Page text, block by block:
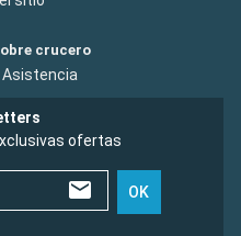
crucero
Asistencia
ofertas
OK